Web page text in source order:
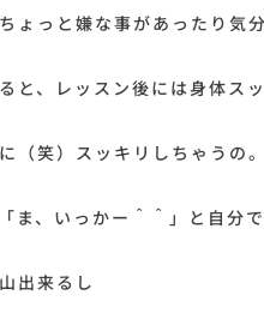
ょっと嫌な事があったり気
と、レッスン後には身体ス
（笑）スッキリしちゃうの。
ま、いっかー＾＾」と自分
出来るし